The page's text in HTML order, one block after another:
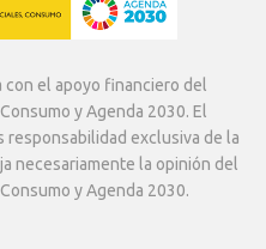
con el apoyo financiero del
y Agenda 2030. El
responsabilidad exclusiva de la
necesariamente la opinión del
y Agenda 2030.